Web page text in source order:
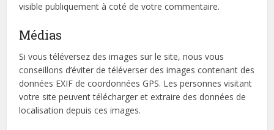
visible publiquement à coté de votre commentaire.
Médias
Si vous téléversez des images sur le site, nous vous
conseillons d’éviter de téléverser des images contenant des
données EXIF de coordonnées GPS. Les personnes visitant
votre site peuvent télécharger et extraire des données de
localisation depuis ces images.